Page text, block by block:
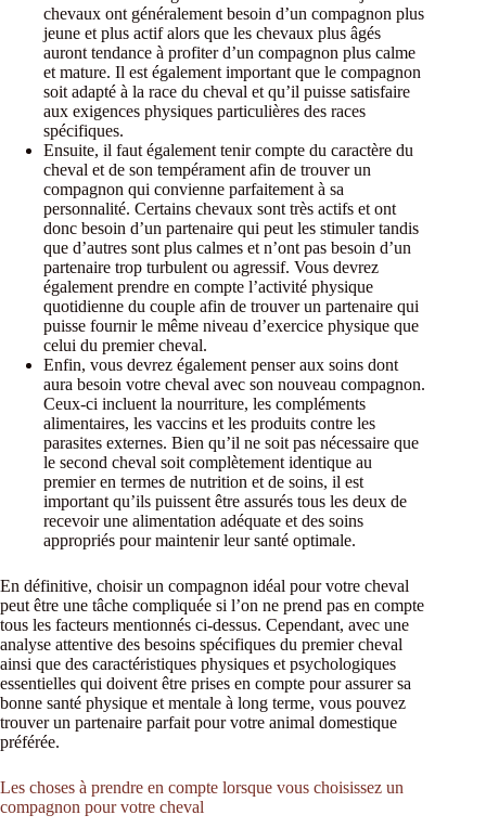
chevaux ont généralement besoin d’un compagnon plus
jeune et plus actif alors que les chevaux plus âgés
auront tendance à profiter d’un compagnon plus calme
et mature. Il est également important que le compagnon
soit adapté à la race du cheval et qu’il puisse satisfaire
aux exigences physiques particulières des races
spécifiques.
Ensuite, il faut également tenir compte du caractère du
cheval et de son tempérament afin de trouver un
compagnon qui convienne parfaitement à sa
personnalité. Certains chevaux sont très actifs et ont
donc besoin d’un partenaire qui peut les stimuler tandis
que d’autres sont plus calmes et n’ont pas besoin d’un
partenaire trop turbulent ou agressif. Vous devrez
également prendre en compte l’activité physique
quotidienne du couple afin de trouver un partenaire qui
puisse fournir le même niveau d’exercice physique que
celui du premier cheval.
Enfin, vous devrez également penser aux soins dont
aura besoin votre cheval avec son nouveau compagnon.
Ceux-ci incluent la nourriture, les compléments
alimentaires, les vaccins et les produits contre les
parasites externes. Bien qu’il ne soit pas nécessaire que
le second cheval soit complètement identique au
premier en termes de nutrition et de soins, il est
important qu’ils puissent être assurés tous les deux de
recevoir une alimentation adéquate et des soins
appropriés pour maintenir leur santé optimale.
En définitive, choisir un compagnon idéal pour votre cheval
peut être une tâche compliquée si l’on ne prend pas en compte
tous les facteurs mentionnés ci-dessus. Cependant, avec une
analyse attentive des besoins spécifiques du premier cheval
ainsi que des caractéristiques physiques et psychologiques
essentielles qui doivent être prises en compte pour assurer sa
bonne santé physique et mentale à long terme, vous pouvez
trouver un partenaire parfait pour votre animal domestique
préférée.
Les choses à prendre en compte lorsque vous choisissez un
compagnon pour votre cheval